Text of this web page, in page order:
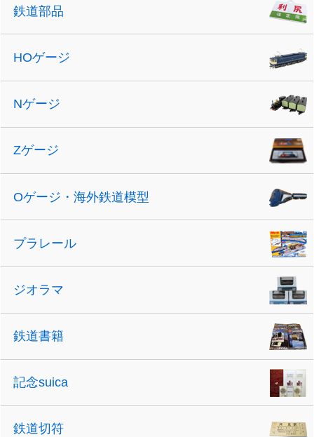
鉄道部品
HOゲージ
Nゲージ
Zゲージ
Oゲージ・海外鉄道模型
プラレール
ジオラマ
鉄道書籍
記念suica
鉄道切符